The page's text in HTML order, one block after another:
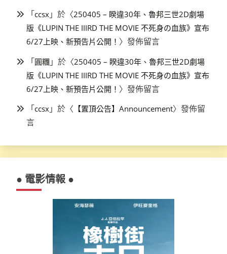
「ccsx 」於〈250405 – 睽違30年、魯邦三世2D劇場
版《LUPIN THE IIIRD THE MOVIE 不死身の血族》宣布
6/27上映、新預告片公開！ 〉發佈留言
「圓糰 」於〈250405 – 睽違30年、魯邦三世2D劇場
版《LUPIN THE IIIRD THE MOVIE 不死身の血族》宣布
6/27上映、新預告片公開！ 〉發佈留言
「ccsx 」於〈 【置頂公告】Announcement〉發佈留
言
● 電影情報 ●